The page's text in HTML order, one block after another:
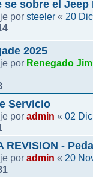
se sobre el Jeep
por steeler « 20
2025
por Renegado Jim
Servicio
por admin « 02
REVISION -
por admin « 20